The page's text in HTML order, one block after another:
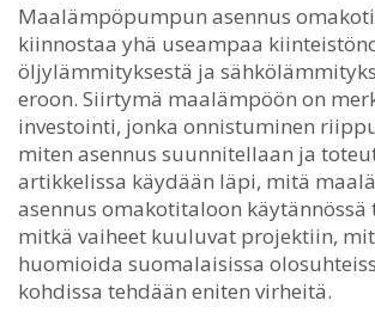
Maalämpöpumpun asennus
kiinnostaa yhä useampaa
öljylämmityksestä ja
eroon. Siirtymä maalämpöön on
investointi, jonka onnistuminen
miten asennus suunnitellaan ja
artikkelissa käydään läpi, mitä
asennus omakotitaloon käytännössä
mitkä vaiheet kuuluvat projektiin,
huomioida suomalaisissa
kohdissa tehdään eniten virheitä.